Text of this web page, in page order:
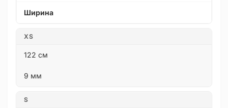
Ширина
XS
122 см
9 мм
S